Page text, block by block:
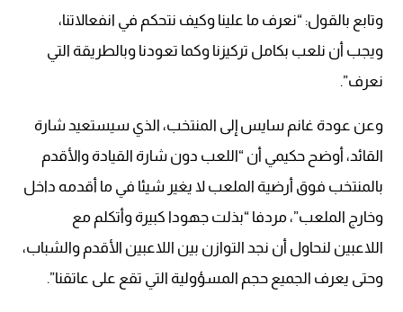
وتابع بالقول: “نعرف ما علينا وكيف نتحكم في انفعالاتنا،
ويجب أن نلعب بكامل تركيزنا وكما تعودنا وبالطريقة التي
نعرف”.
وعن عودة غانم سايس إلى المنتخب، الذي سيستعيد شارة
القائد، أوضح حكيمي أن “اللعب دون شارة القيادة والأقدم
بالمنتخب فوق أرضية الملعب لا يغير شيئا في ما أقدمه داخل
وخارج الملعب”، مردفا “بذلت جهودا كبيرة وأتكلم مع
اللاعبين لنحاول أن نجد التوازن بين اللاعبين الأقدم والشباب،
وحتى يعرف الجميع حجم المسؤولية التي تقع على عاتقنا”.